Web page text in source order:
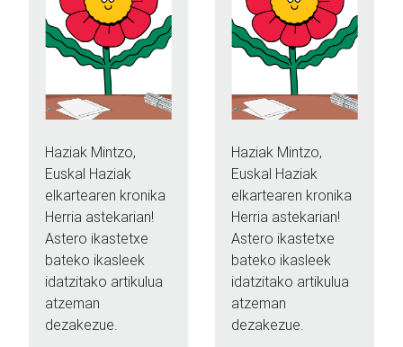
Haziak Mintzo,
Euskal Haziak
elkartearen kronika
Herria astekarian!
Astero ikastetxe
bateko ikasleek
idatzitako artikulua
atzeman
dezakezue.
Haziak Mintzo,
Euskal Haziak
elkartearen kronika
Herria astekarian!
Astero ikastetxe
bateko ikasleek
idatzitako artikulua
atzeman
dezakezue.